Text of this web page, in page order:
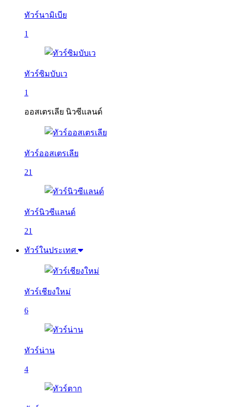
ทัวร์นามิเบีย
1
ทัวร์ซิมบับเว
1
ออสเตรเลีย นิวซีแลนด์
ทัวร์ออสเตรเลีย
21
ทัวร์นิวซีแลนด์
21
ทัวร์ในประเทศ
ทัวร์เชียงใหม่
6
ทัวร์น่าน
4